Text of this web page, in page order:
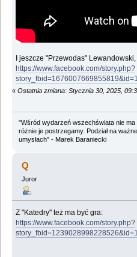
I jeszcze "Przewodas"
https://www.facebook.com/story.php?
« Ostatnia zmiana: Stycznia 30, 2025,
"Wśród wydarzeń wszechświata nie
różnie je postrzegamy. Podział na
umysłach" - Marek Baraniecki
Q
Juror
Z "Katedry" też ma być gra:
https://www.facebook.com/story.php?